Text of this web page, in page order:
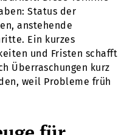
Status der
anstehende
Ein kurzes
und Fristen schafft
Überraschungen kurz
weil Probleme früh